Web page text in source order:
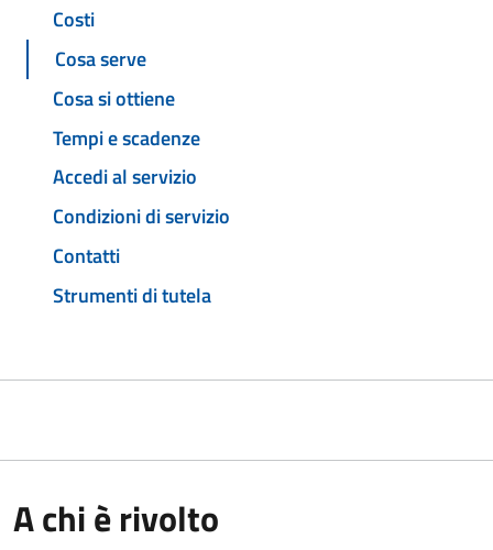
Costi
Cosa serve
Cosa si ottiene
Tempi e scadenze
Accedi al servizio
Condizioni di servizio
Contatti
Strumenti di tutela
A chi è rivolto